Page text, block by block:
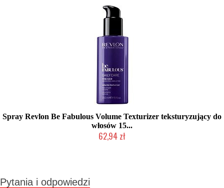
Spray Revlon Be Fabulous Volume Texturizer teksturyzujący do
włosów 15...
62,94 zł
Pytania i odpowiedzi